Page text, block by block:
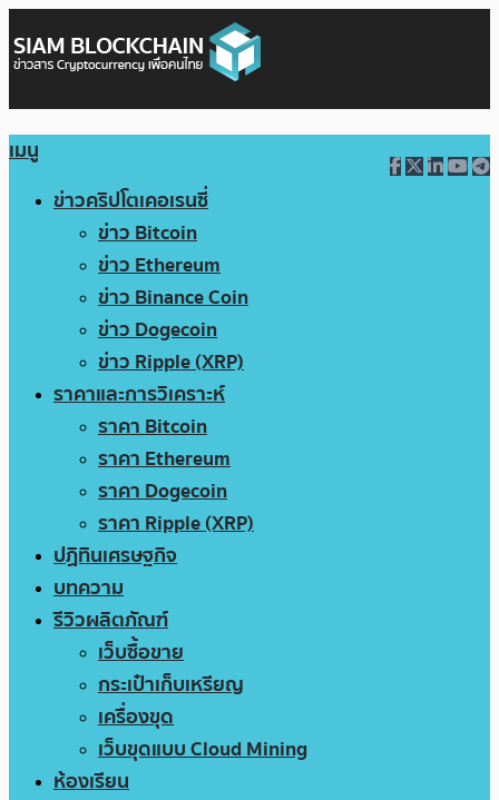
เมนู
ข่าวคริปโตเคอเรนซี่
ข่าว Bitcoin
ข่าว Ethereum
ข่าว Binance Coin
ข่าว Dogecoin
ข่าว Ripple (XRP)
ราคาและการวิเคราะห์
ราคา Bitcoin
ราคา Ethereum
ราคา Dogecoin
ราคา Ripple (XRP)
ปฏิทินเศรษฐกิจ
บทความ
รีวิวผลิตภัณฑ์
เว็บซื้อขาย
กระเป๋าเก็บเหรียญ
เครื่องขุด
เว็บขุดแบบ Cloud Mining
ห้องเรียน